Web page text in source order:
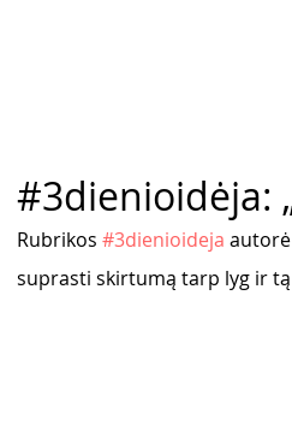
#3dienioidėja:
Rubrikos #3dienioideja
suprasti skirtumą tarp lyg ir